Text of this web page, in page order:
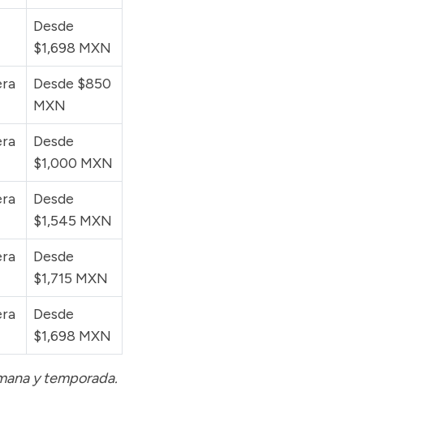
Desde
$1,698 MXN
Desde $850
MXN
Desde
$1,000 MXN
Desde
$1,545 MXN
Desde
$1,715 MXN
Desde
$1,698 MXN
y temporada.